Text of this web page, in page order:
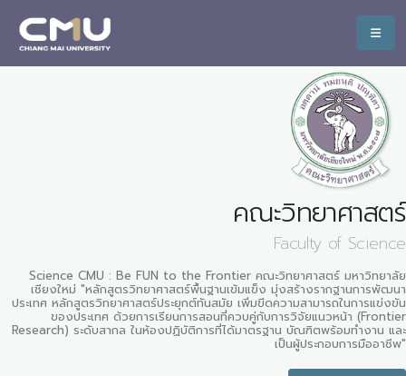
คณะวิทยาศาสตร์
Faculty of Science
Science CMU : Be FUN to the Frontier คณะวิทยาศาสตร์ มหาวิทยาลัย
เชียงใหม่ "หลักสูตรวิทยาศาสตร์พื้นฐานเข้มแข็ง มุ่งสร้างรากฐานการพัฒนา
ประเทศ หลักสูตรวิทยาศาสตร์ประยุกต์ทันสมัย เพิ่มขีดความสามารถในการแข่งขัน
ของประเทศ ด้วยการเรียนการสอนที่ควบคู่กับการวิจัยแนวหน้า (Frontier
Research) ระดับสากล ในห้องปฏิบัติการที่ได้มาตรฐาน บัณฑิตพร้อมทำงาน และ
เป็นผู้ประกอบการมืออาชีพ"